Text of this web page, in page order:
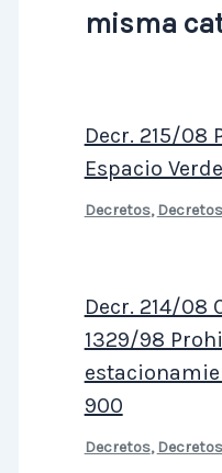
misma
Decr. 215/08
Espacio Verde
Decretos,
Decr. 214/08
1329/98
900
Decretos,